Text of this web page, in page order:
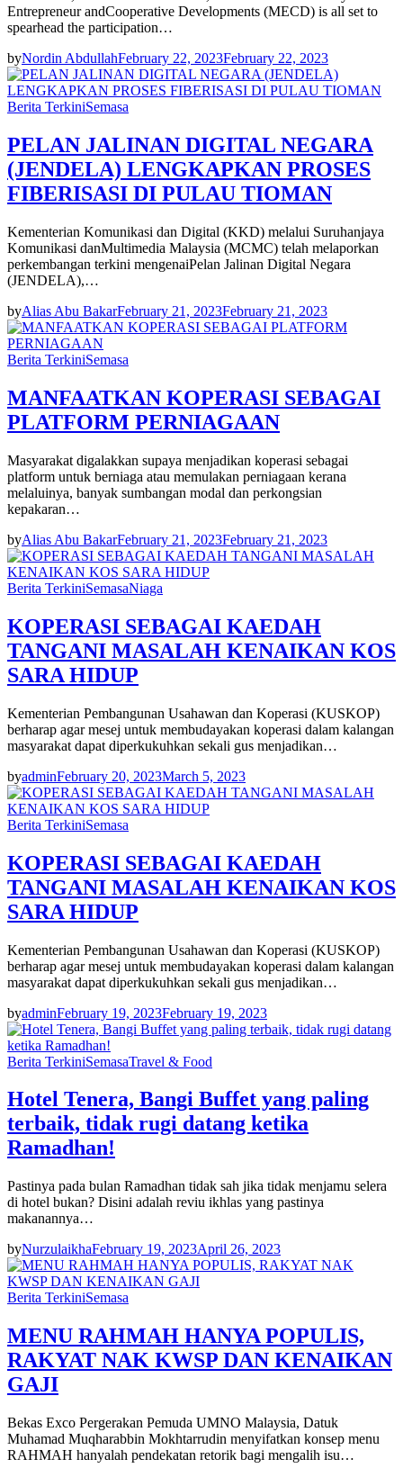
Entrepreneur andCooperative Developments (MECD) is all set to
spearhead the participation…
byNordin AbdullahFebruary 22, 2023February 22, 2023
Berita TerkiniSemasa
PELAN JALINAN DIGITAL NEGARA
(JENDELA) LENGKAPKAN PROSES
FIBERISASI DI PULAU TIOMAN
Kementerian Komunikasi dan Digital (KKD) melalui Suruhanjaya
Komunikasi danMultimedia Malaysia (MCMC) telah melaporkan
perkembangan terkini mengenaiPelan Jalinan Digital Negara
(JENDELA),…
byAlias Abu BakarFebruary 21, 2023February 21, 2023
Berita TerkiniSemasa
MANFAATKAN KOPERASI SEBAGAI
PLATFORM PERNIAGAAN
Masyarakat digalakkan supaya menjadikan koperasi sebagai
platform untuk berniaga atau memulakan perniagaan kerana
melaluinya, banyak sumbangan modal dan perkongsian
kepakaran…
byAlias Abu BakarFebruary 21, 2023February 21, 2023
Berita TerkiniSemasaNiaga
KOPERASI SEBAGAI KAEDAH
TANGANI MASALAH KENAIKAN KOS
SARA HIDUP
Kementerian Pembangunan Usahawan dan Koperasi (KUSKOP)
berharap agar mesej untuk membudayakan koperasi dalam kalangan
masyarakat dapat diperkukuhkan sekali gus menjadikan…
byadminFebruary 20, 2023March 5, 2023
Berita TerkiniSemasa
KOPERASI SEBAGAI KAEDAH
TANGANI MASALAH KENAIKAN KOS
SARA HIDUP
Kementerian Pembangunan Usahawan dan Koperasi (KUSKOP)
berharap agar mesej untuk membudayakan koperasi dalam kalangan
masyarakat dapat diperkukuhkan sekali gus menjadikan…
byadminFebruary 19, 2023February 19, 2023
Berita TerkiniSemasaTravel & Food
Hotel Tenera, Bangi Buffet yang paling
terbaik, tidak rugi datang ketika
Ramadhan!
Pastinya pada bulan Ramadhan tidak sah jika tidak menjamu selera
di hotel bukan? Disini adalah reviu ikhlas yang pastinya
makanannya…
byNurzulaikhaFebruary 19, 2023April 26, 2023
Berita TerkiniSemasa
MENU RAHMAH HANYA POPULIS,
RAKYAT NAK KWSP DAN KENAIKAN
GAJI
Bekas Exco Pergerakan Pemuda UMNO Malaysia, Datuk
Muhamad Muqharabbin Mokhtarrudin menyifatkan konsep menu
RAHMAH hanyalah pendekatan retorik bagi mengalih isu…